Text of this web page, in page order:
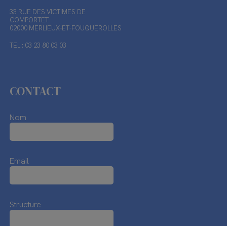
33 RUE DES VICTIMES DE
COMPORTET
02000 MERLIEUX-ET-FOUQUEROLLES
TEL : 03 23 80 03 03
CONTACT
Nom
Email
Structure